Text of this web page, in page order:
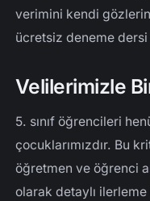
verimini kendi
ücretsiz deneme
Velilerimizle
5. sınıf öğrencileri
çocuklarımızdır. Bu
öğretmen ve öğrenci
olarak detaylı